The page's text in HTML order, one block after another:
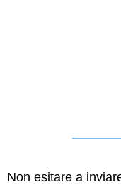
Non esitare a